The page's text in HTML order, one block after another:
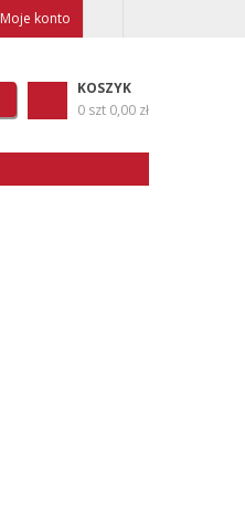
Moje konto
KOSZYK
0 szt 0,00 zł